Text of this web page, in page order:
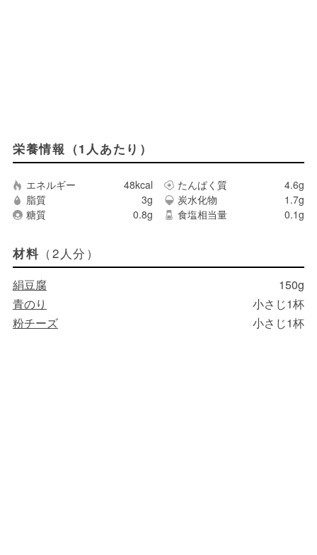
栄養情報（1人あたり）
エネルギー 48kcal たんぱく質
4.6g
脂質
3g 炭水化物
1.7g
糖質
0.8g 食塩相当量 0.1g
材料 （2人分）
絹豆腐
150g
青のり
小さじ1杯
粉チーズ
小さじ1杯